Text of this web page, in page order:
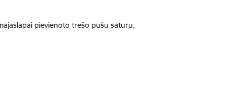
pievienoto trešo pušu saturu,